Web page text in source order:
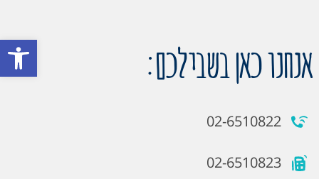
פתח אנחנו כאן בשבילכם:
02-6510822
02-6510823